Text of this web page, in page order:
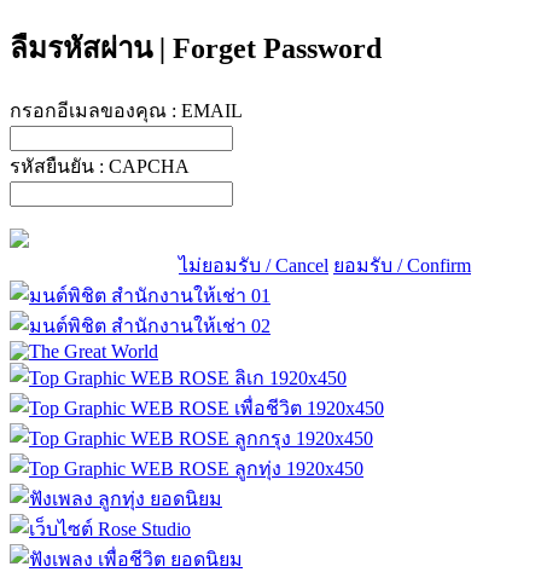
ลืมรหัสผ่าน | Forget Password
กรอกอีเมลของคุณ : EMAIL
รหัสยืนยัน : CAPCHA
ไม่ยอมรับ / Cancel ยอมรับ / Confirm